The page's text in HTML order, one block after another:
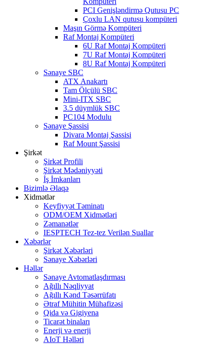
PCI Genişləndirmə Qutusu PC
Çoxlu LAN qutusu kompüteri
Maşın Görmə Kompüteri
Raf Montaj Kompüteri
6U Raf Montaj Kompüteri
7U Raf Montaj Kompüteri
8U Raf Montaj Kompüteri
Sənaye SBC
ATX Anakartı
Tam Ölçülü SBC
Mini-ITX SBC
3.5 düymlük SBC
PC104 Modulu
Sənaye Şassisi
Divara Montaj Şassisi
Raf Mount Şassisi
Şirkət
Şirkət Profili
Şirkət Mədəniyyəti
İş İmkanları
Bizimlə Əlaqə
Xidmətlər
Keyfiyyət Təminatı
ODM/OEM Xidmətləri
Zəmanətlər
IESPTECH Tez-tez Verilən Suallar
Xəbərlər
Şirkət Xəbərləri
Sənaye Xəbərləri
Həllər
Sənaye Avtomatlaşdırması
Ağıllı Nəqliyyat
Ağıllı Kənd Təsərrüfatı
Ətraf Mühitin Mühafizəsi
Qida və Gigiyena
Ticarət binaları
Enerji və enerji
AIoT Həlləri